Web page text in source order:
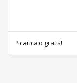
Scaricalo gratis!